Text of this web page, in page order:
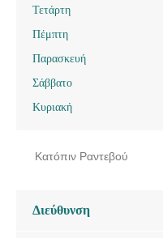
Τετάρτη
Πέμπτη
Παρασκευή
Σάββατο
Κυριακή
Κατόπιν Ραντεβού
Διεύθυνση